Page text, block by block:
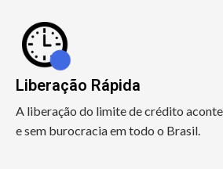
Liberação Rápida
A liberação do limite de crédito
e sem burocracia em todo o Brasil.